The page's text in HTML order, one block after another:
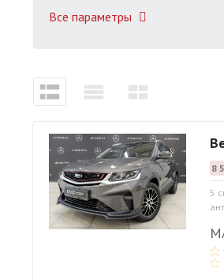
Все параметры
8
5